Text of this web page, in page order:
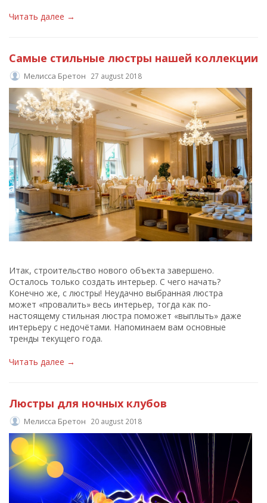
Читать далее →
Самые стильные люстры нашей коллекции
Мелисса Бретон 27 august 2018
Итак, строительство нового объекта завершено.
Осталось только создать интерьер. С чего начать?
Конечно же, с люстры! Неудачно выбранная люстра
может «провалить» весь интерьер, тогда как по-
настоящему стильная люстра поможет «выплыть» даже
интерьеру с недочётами. Напоминаем вам основные
тренды текущего года.
Читать далее →
Люстры для ночных клубов
Мелисса Бретон 20 august 2018